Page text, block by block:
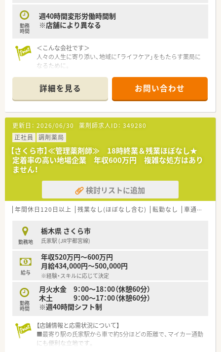
■意欲や実力次第では、若い年代から店舗をまとめる管理薬剤師
へのステップアップを目指すことも可能です。
視野を持った医療人へと成長していけます。
勤務
時間
週40時間変形労働時間制
※店舗により異なる
＜こんな会社です＞
人々の人生に寄り添い、地域に「ライフケア」をもたらす薬局に
なるために。
りひとりの人生に寄り添い、質の高い医療サービスを届ける薬剤
師を求め育てています。
＜特徴・ポイントのご紹介＞
★薬剤師を守る独自システム
業務をサポートするために様々なシステムを独自開発していま
す。
その一つが約20年前から導入され、進化を続けている調剤シス
テム「SPITS」。
処方箋受付から一連の調剤業務を連動させ、業務効率化を図るほ
か、
調剤過誤防止機能を高め、患者様と働くスタッフを守っていま
システム改修が必要な制度変更があった場合も、迅速に対応でき
る強みを生かしていきます。
★刷新された新規採用者研修
中途入社ならではの悩みを解消し、さくら薬局グループのビジョ
ンや社内規定などをご案内。
同期入社の方との繋がりを踏まえ、『さくら薬局の薬剤師』とし
て、安心してキャリアをスタートいただくための研修です。
店舗OJT・フォローアップや通常の社内研修と絡めて中途入社専
門の体系的な研修をご用意。
安心して飛び込める体制が整備されています。
★業界トップクラスの認定薬局数と盤石化を図る組織体制
です。
がん診療連携拠点病院等との密な連携を行いつつ、より高度な薬
学管理や、
詳細を見る お問い合わせ
更新日： 2026/06/30 薬剤師求人ID： 349280
正社員
調剤薬局
【さくら市】≪管理薬剤師≫ 18時終業＆残業ほぼなし★
定着率の高い地場企業 年収600万円 複雑な処方はあり
ません！
検討リストに追加
年間休日120日以上 残業なし(ほぼなし含む) 転勤なし 車通勤可
勤務地
栃木県 さくら市
氏家駅 (JR宇都宮線)
給与
年収520万円～600万円
月給434,000円～500,000円
※経験・スキルに応じて決定
勤務
時間
月火水金 9：00～18：00（休憩60分）
木土 9：00～17：00（休憩60分）
※週40時間シフト制
【店舗情報と応需状況について】
■最寄り駅の氏家駅から車で約5分ほどの距離で、マイカー通勤
にも便利な立地です。